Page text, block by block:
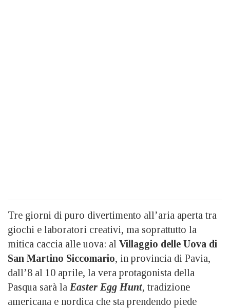
Tre giorni di puro divertimento all’aria aperta tra
giochi e laboratori creativi, ma soprattutto la
mitica caccia alle uova: al Villaggio delle Uova di
San Martino Siccomario, in provincia di Pavia,
dall’8 al 10 aprile, la vera protagonista della
Pasqua sarà la Easter Egg Hunt, tradizione
americana e nordica che sta prendendo piede